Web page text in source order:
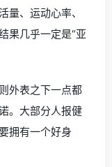
量、运动心率、
果几乎一定是“亚
外表之下一点都
。大部分人报健
拥有一个好身